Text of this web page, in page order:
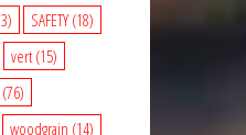
SAFETY(18)
vert(15)
(76)
woodgrain (14)